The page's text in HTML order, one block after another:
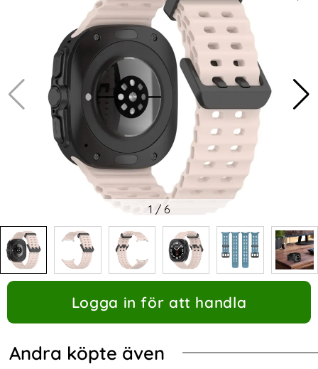
1 / 6
Logga in för att handla
Andra köpte även